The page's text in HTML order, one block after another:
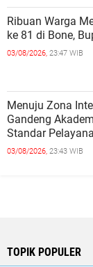
Ribuan Warga
ke 81 di Bone,
03/08/2026, 23:47 WIB
Menuju Zona
Gandeng
Standar
03/08/2026, 23:43 WIB
TOPIK POPULER